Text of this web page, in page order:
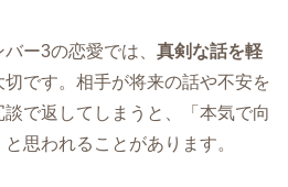
ー3の恋愛では、 真剣な話を軽
切です。相手が将来の話や不安を
で返してしまうと、「本気で向
思われることがあります。